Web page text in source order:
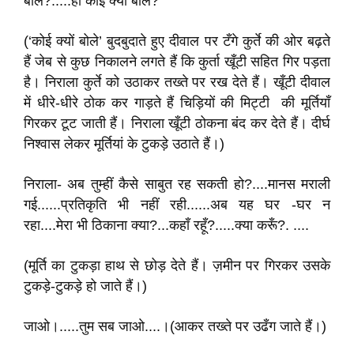
(‘कोई क्यों बोले’ बुदबुदाते हुए दीवाल पर टँगे कुर्ते की ओर बढ़ते
हैं जेब से कुछ निकालने लगते हैं कि कुर्ता खूँटी सहित गिर पड़ता
है। निराला कुर्ते को उठाकर तख्ते पर रख देते हैं। खूँटी दीवाल
में धीरे-धीरे ठोक कर गाड़ते हैं चिड़ियों की मिट्टी की मूर्तियाँ
गिरकर टूट जाती हैं। निराला खूँटी ठोकना बंद कर देते हैं। दीर्घ
निश्वास लेकर मूर्तियां के टुकड़े उठाते हैं।)
निराला- अब तुम्हीं कैसे साबुत रह सकती हो?....मानस मराली
गई......प्रतिकृति भी नहीं रही......अब यह घर -घर न
रहा....मेरा भी ठिकाना क्या?...कहाँ रहूँ?.....क्या करूँ?. ....
(मूर्ति का टुकड़ा हाथ से छोड़ देते हैं। ज़मीन पर गिरकर उसके
टुकड़े-टुकड़े हो जाते हैं।)
जाओ।.....तुम सब जाओ....।(आकर तख्ते पर उढँग जाते हैं।)